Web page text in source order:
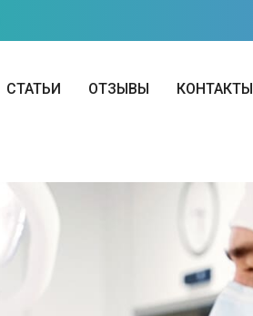
СТАТЬИ ОТЗЫВЫ КОНТАКТЫ